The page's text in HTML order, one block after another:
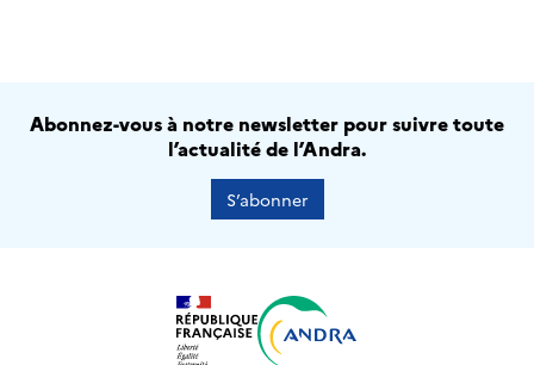
Abonnez-vous à notre newsletter pour suivre toute
l’actualité de l’Andra.
S’abonner